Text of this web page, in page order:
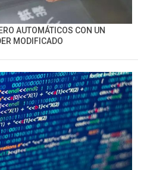
AUTOMÁTICOS CON UN
MODIFICADO